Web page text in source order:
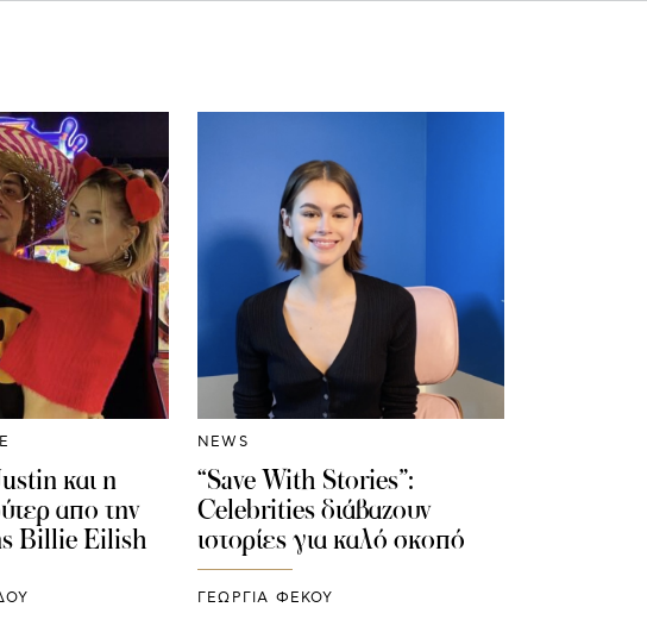
και η
απο την
Billie Eilish
NEWS
“Save With Stories”:
Celebrities διάβαζουν
ιστορίες για καλό σκοπό
ΓΕΩΡΓΙΑ ΦΕΚΟΥ